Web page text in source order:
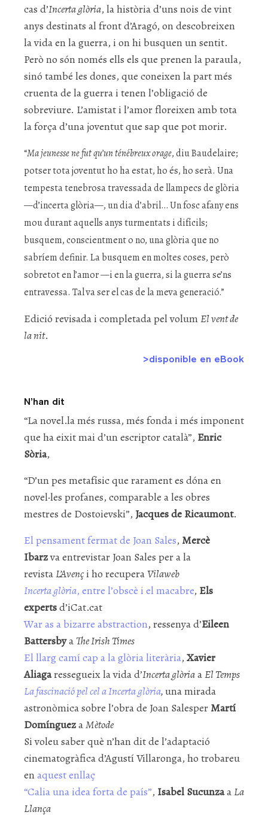
cas d’Incerta glòria, la història d’uns nois de vint
anys destinats al front d’Aragó, on descobreixen
la vida en la guerra, i on hi busquen un sentit.
Però no són només ells els que prenen la paraula,
sinó també les dones, que coneixen la part més
cruenta de la guerra i tenen l’obligació de
sobreviure. L’amistat i l’amor floreixen amb tota
la força d’una joventut que sap que pot morir.
“Ma jeunesse ne fut qu’un ténébreux orage, diu Baudelaire;
potser tota joventut ho ha estat, ho és, ho serà. Una
tempesta tenebrosa travessada de llampecs de glòria
—d’incerta glòria—, un dia d’abril… Un fosc afany ens
mou durant aquells anys turmentats i difícils;
busquem, conscientment o no, una glòria que no
sabríem definir. La busquem en moltes coses, però
sobretot en l’amor —i en la guerra, si la guerra se’ns
entravessa. Tal va ser el cas de la meva generació.”
Edició revisada i completada pel volumEl vent de
la nit.
>disponible en eBook
N’han dit
“La novel.la més russa, més fonda i més imponent
que ha eixit mai d’un escriptor català”, Enric
Sòria,
“D’un pes metafísic que rarament es dóna en
novel·les profanes, comparable a les obres
mestres de Dostoievski”, Jacques de Ricaumont.
El pensament fermat de Joan Sales, Mercè
Ibarzva entrevistar Joan Sales per a la
revista L’Avençi ho recuperaVilaweb
Incerta glòria, entre l’obscè i el macabre, Els
expertsd’iCat.cat
War as a bizarre abstraction, ressenya d’Eileen
Battersbya The Irish Times
El llarg camí cap a la glòria literària, Xavier
Aliagaressegueix la vida d’Incerta glòriaaEl Temps
La fascinació pel cel a Incerta glòria,una mirada
astronòmica sobre l’obra de Joan Salesper Martí
DomínguezaMètode
Si voleu saber què n’han dit de l’adaptació
cinematogràfica d’Agustí Villaronga, ho trobareu
en aquest enllaç
“Calia una idea forta de país”, Isabel Sucunzaa La
Llança